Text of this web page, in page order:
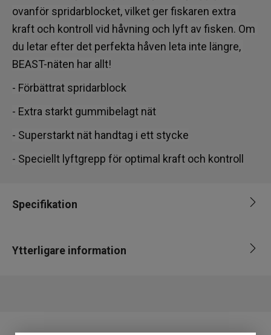
ovanför spridarblocket, vilket ger fiskaren extra
kraft och kontroll vid håvning och lyft av fisken. Om
du letar efter det perfekta håven leta inte längre,
BEAST-näten har allt!
- Förbättrat spridarblock
- Extra starkt gummibelagt nät
- Superstarkt nät handtag i ett stycke
- Speciellt lyftgrepp för optimal kraft och kontroll
Specifikation
Ytterligare information